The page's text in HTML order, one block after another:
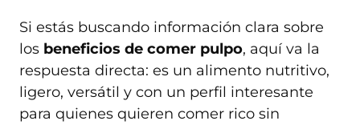
Si estás buscando información clara sobre
los beneficios de comer pulpo, aquí va la
respuesta directa: es un alimento nutritivo,
ligero, versátil y con un perfil interesante
para quienes quieren comer rico sin